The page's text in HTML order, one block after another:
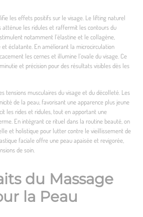
les effets positifs sur le visage. Le lifting naturel
atténue les ridules et raffermit les contours du
notamment l’élastine et le collagène,
et éclatante. En améliorant la microcirculation
les cernes et illumine l’ovale du visage. Ce
et précision pour des résultats visibles dès les
tensions musculaires du visage et du décolleté. Les
de la peau, favorisant une apparence plus jeune
les rides et ridules, tout en apportant une
En intégrant ce rituel dans la routine beauté, on
et holistique pour lutter contre le vieillissement de
faciale offre une peau apaisée et revigorée,
de soin.
du Massage
la Peau